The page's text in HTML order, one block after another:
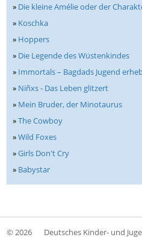
» Die kleine Amélie oder der
» Koschka
» Hoppers
» Die Legende des Wüstenkindes
» Immortals – Bagdads Jugend
» Niñxs - Das Leben glitzert
» Mein Bruder, der Minotaurus
»The Cowboy
»Wild Foxes
»Girls Don't Cry
» Babystar
© 2026 Deutsches Kinder- und